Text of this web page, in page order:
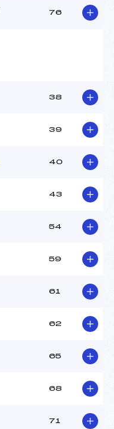
76
38
39
40
43
54
59
61
62
65
68
71